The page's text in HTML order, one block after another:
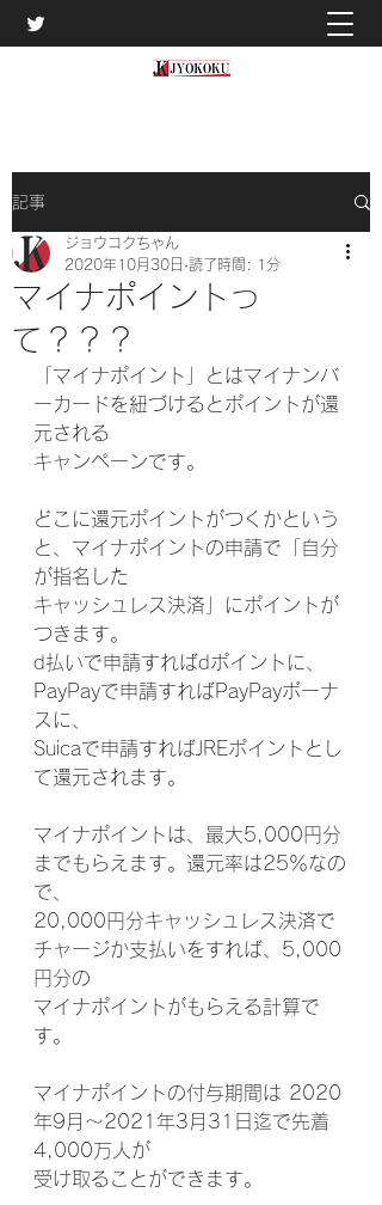
記事
マイナポイントっ
て？？？
ジョウコクちゃん
2020年10月30日 読了時間: 1分
「マイナポイント」とはマイナンバ
ーカードを紐づけるとポイントが還
元される
キャンペーンです。
どこに還元ポイントがつくかという
と、マイナポイントの申請で「自分
が指名した
キャッシュレス決済」にポイントが
つきます。
d払いで申請すればdポイントに、
PayPayで申請すればPayPayボーナ
スに、
Suicaで申請すればJREポイントとし
て還元されます。
マイナポイントは、最大5,000円分
までもらえます。還元率は25％なの
で、
20,000円分キャッシュレス決済で
チャージか支払いをすれば、5,000
円分の
マイナポイントがもらえる計算で
す。
マイナポイントの付与期間は 2020
年9月～2021年3月31日迄で先着
4,000万人が
受け取ることができます。